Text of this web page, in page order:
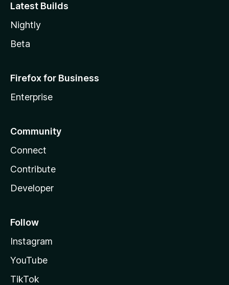
Latest Builds
Nightly
Beta
Firefox for Business
Enterprise
Community
Connect
Contribute
Developer
Follow
Instagram
YouTube
TikTok